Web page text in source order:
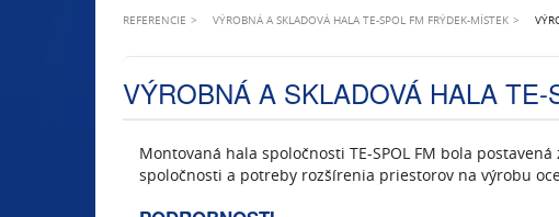
REFERENCIE VÝROBNÁ A SKLADOVÁ HALA TE-SPOL FM FRÝDEK-MÍSTEK
VÝROBNÁ A SKLADOVÁ HALA
Montovaná hala spoločnosti TE-SPOL FM bola
spoločnosti a potreby rozšírenia priestorov na výrobu